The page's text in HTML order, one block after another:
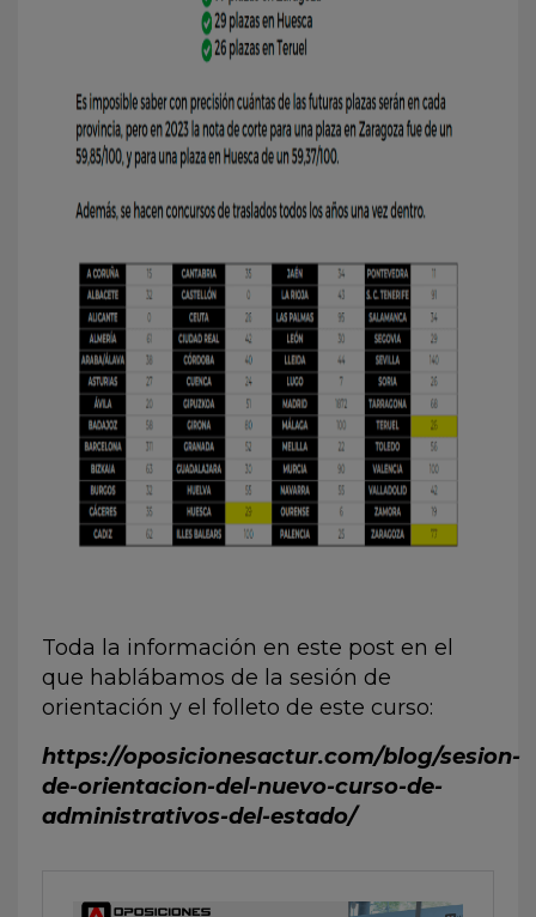
Toda la información en este post en el
que hablábamos de la sesión de
orientación y el folleto de este curso:
https://oposicionesactur.com/blog/sesion-
de-orientacion-del-nuevo-curso-de-
administrativos-del-estado/